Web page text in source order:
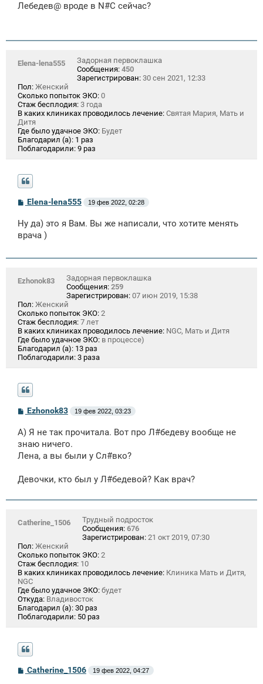
б
и
Лебедев@ вроде в N#C сейчас?
Elena-lena555
Задорная первоклашка
Сообщения: 450
Зарегистрирован: 30 сен 2021, 12:33
Пол: Женский
Сколько попыток ЭКО: 0
Стаж бесплодия: 3 года
В каких клиниках проводилось лечение: Святая Мария, Мать и
Дитя
Где было удачное ЭКО: Будет
Благодарил (а): 1 раз
Поблагодарили: 9 раз
С
о
б
щ
е
и
Elena-lena555 19 фев 2022, 02:28
Ну да) это я Вам. Вы же написали, что хотите менять
врача )
Ezhonok83
Задорная первоклашка
Сообщения: 259
Зарегистрирован: 07 июн 2019, 15:38
Пол: Женский
Сколько попыток ЭКО: 2
Стаж бесплодия: 7 лет
В каких клиниках проводилось лечение: NGC, Мать и Дитя
Где было удачное ЭКО: в процессе)
Благодарил (а): 13 раз
Поблагодарили: 3 раза
С
о
б
щ
н
Ezhonok83 19 фев 2022, 03:23
А) Я не так прочитала. Вот про Л#бедеву вообще не
знаю ничего.
Лена, а вы были у Сл#вко?
Девочки, кто был у Л#бедевой? Как врач?
Catherine_1506
Трудный подросток
Сообщения: 676
Зарегистрирован: 21 окт 2019, 07:30
Пол: Женский
Сколько попыток ЭКО: 2
Стаж бесплодия: 10
В каких клиниках проводилось лечение: Клиника Мать и Дитя,
NGC
Где было удачное ЭКО: будет
Откуда: Владивосток
Благодарил (а): 30 раз
Поблагодарили: 50 раз
С
о
Catherine_1506 19 фев 2022, 04:27